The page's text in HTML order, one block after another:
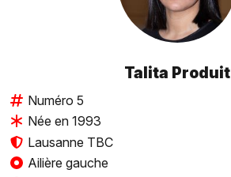
Talita Produit
Numéro 5
Née en 1993
Lausanne TBC
Ailière gauche